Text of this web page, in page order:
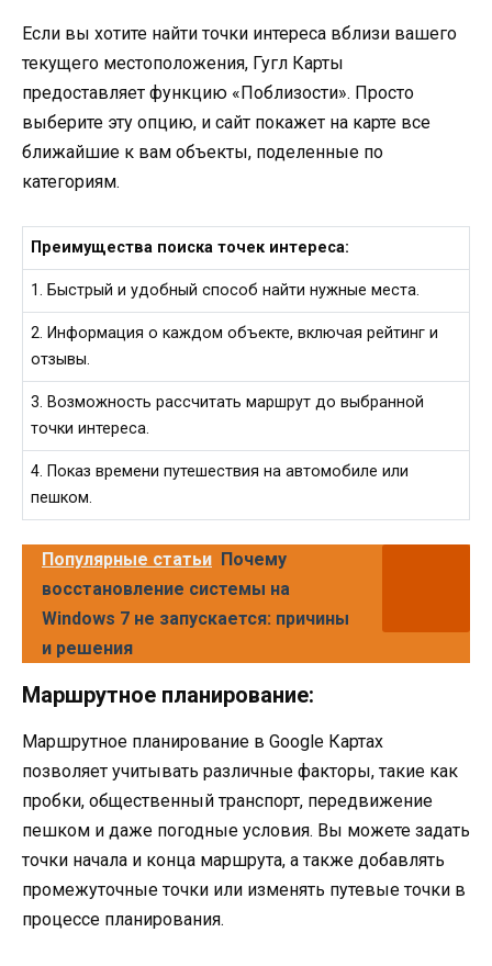
Если вы хотите найти точки интереса вблизи вашего
текущего местоположения, Гугл Карты
предоставляет функцию «Поблизости». Просто
выберите эту опцию, и сайт покажет на карте все
ближайшие к вам объекты, поделенные по
категориям.
Преимущества поиска точек интереса:
1. Быстрый и удобный способ найти нужные места.
2. Информация о каждом объекте, включая рейтинг и
отзывы.
3. Возможность рассчитать маршрут до выбранной
точки интереса.
4. Показ времени путешествия на автомобиле или
пешком.
Популярные статьи Почему
восстановление системы на
Windows 7 не запускается: причины
и решения
Маршрутное планирование:
Маршрутное планирование в Google Картах
позволяет учитывать различные факторы, такие как
пробки, общественный транспорт, передвижение
пешком и даже погодные условия. Вы можете задать
точки начала и конца маршрута, а также добавлять
промежуточные точки или изменять путевые точки в
процессе планирования.